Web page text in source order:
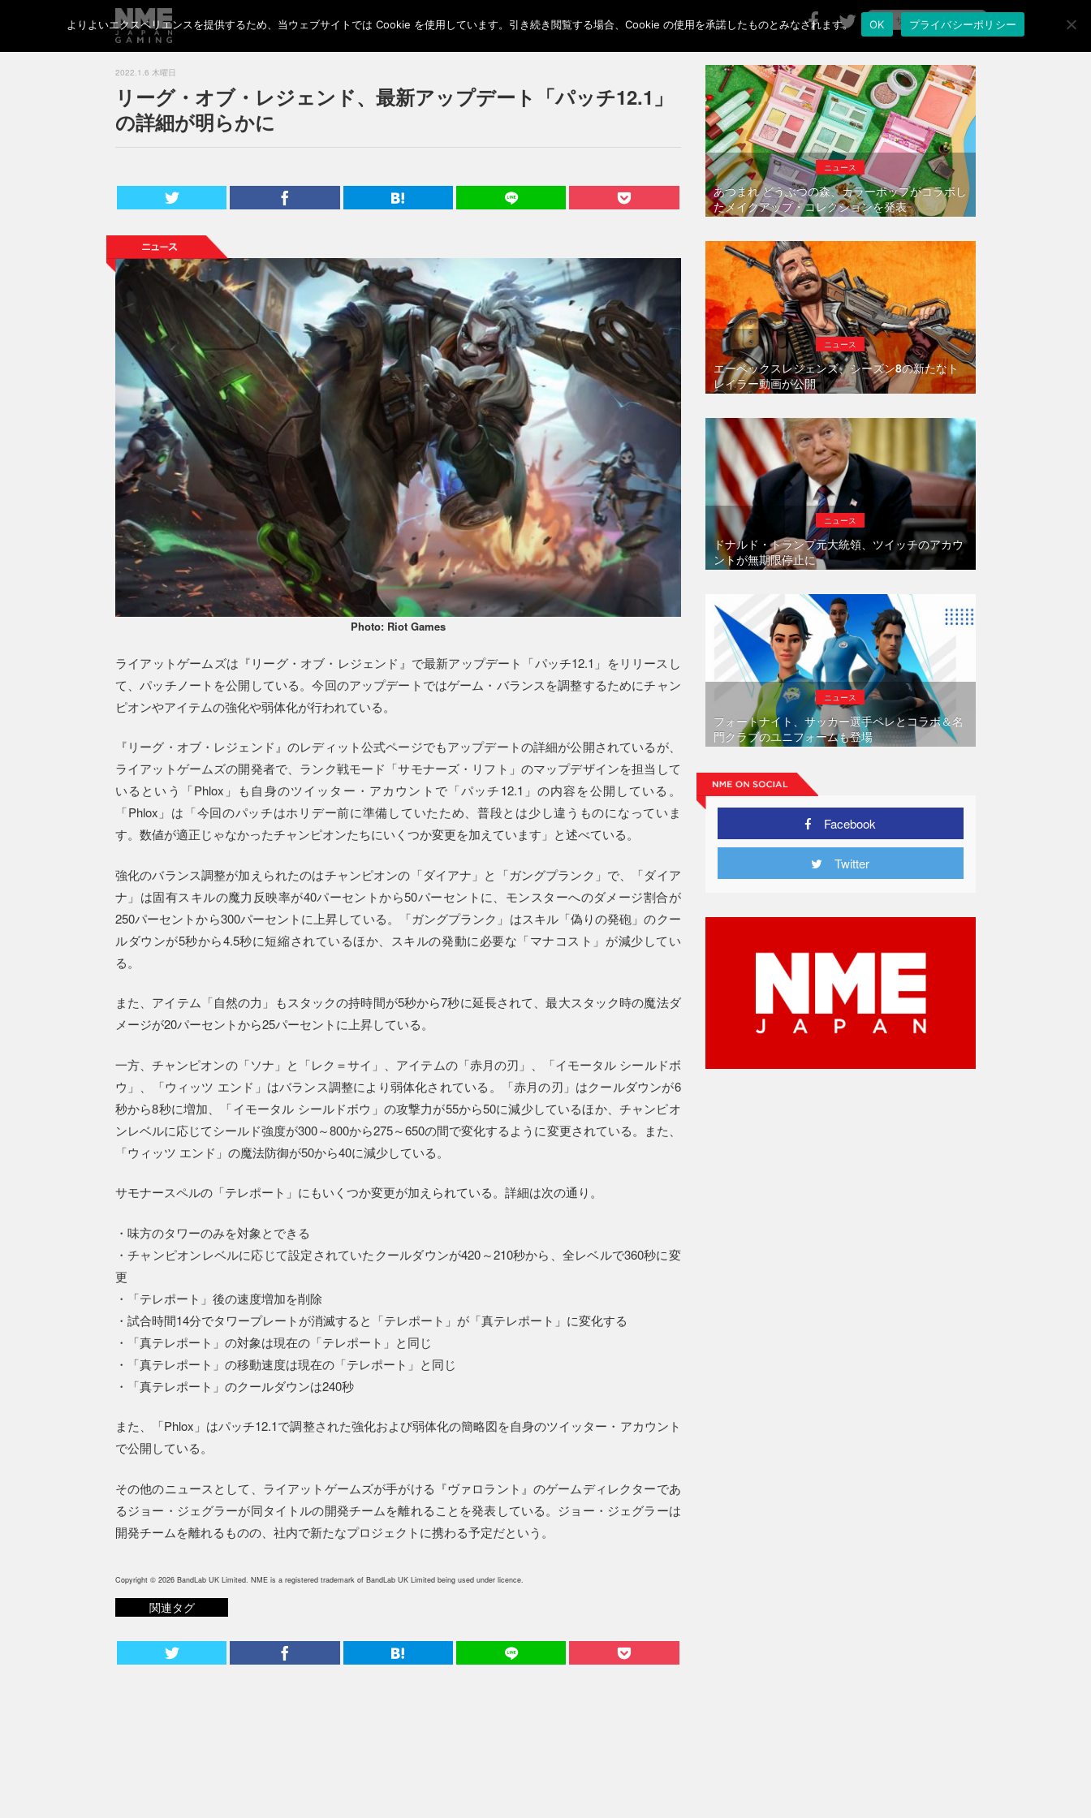
2022.1.6 木曜日
リーグ・オブ・レジェンド、最新アップデート「パッチ12.1」
の詳細が明らかに
Photo: Riot Games
ライアットゲームズは『リーグ・オブ・レジェンド』で最新アップデート「パッチ12.1」をリリースし
て、パッチノートを公開している。今回のアップデートではゲーム・バランスを調整するためにチャン
ピオンやアイテムの強化や弱体化が行われている。
『リーグ・オブ・レジェンド』のレディット公式ページでもアップデートの詳細が公開されているが、
ライアットゲームズの開発者で、ランク戦モード「サモナーズ・リフト」のマップデザインを担当して
いるという「Phlox」も自身のツイッター・アカウントで「パッチ12.1」の内容を公開している。
「Phlox」は「今回のパッチはホリデー前に準備していたため、普段とは少し違うものになっていま
す。数値が適正じゃなかったチャンピオンたちにいくつか変更を加えています」と述べている。
強化のバランス調整が加えられたのはチャンピオンの「ダイアナ」と「ガングプランク」で、「ダイア
ナ」は固有スキルの魔力反映率が40パーセントから50パーセントに、モンスターへのダメージ割合が
250パーセントから300パーセントに上昇している。「ガングプランク」はスキル「偽りの発砲」のクー
ルダウンが5秒から4.5秒に短縮されているほか、スキルの発動に必要な「マナコスト」が減少してい
る。
また、アイテム「自然の力」もスタックの持時間が5秒から7秒に延長されて、最大スタック時の魔法ダ
メージが20パーセントから25パーセントに上昇している。
一方、チャンピオンの「ソナ」と「レク＝サイ」、アイテムの「赤月の刃」、「イモータル シールドボ
ウ」、「ウィッツ エンド」はバランス調整により弱体化されている。「赤月の刃」はクールダウンが6
秒から8秒に増加、「イモータル シールドボウ」の攻撃力が55から50に減少しているほか、チャンピオ
ンレベルに応じてシールド強度が300～800から275～650の間で変化するように変更されている。また、
「ウィッツ エンド」の魔法防御が50から40に減少している。
サモナースペルの「テレポート」にもいくつか変更が加えられている。詳細は次の通り。
・味方のタワーのみを対象とできる
・チャンピオンレベルに応じて設定されていたクールダウンが420～210秒から、全レベルで360秒に変
更
・「テレポート」後の速度増加を削除
・試合時間14分でタワープレートが消滅すると「テレポート」が「真テレポート」に変化する
・「真テレポート」の対象は現在の「テレポート」と同じ
・「真テレポート」の移動速度は現在の「テレポート」と同じ
・「真テレポート」のクールダウンは240秒
また、「Phlox」はパッチ12.1で調整された強化および弱体化の簡略図を自身のツイッター・アカウント
で公開している。
その他のニュースとして、ライアットゲームズが手がける『ヴァロラント』のゲームディレクターであ
るジョー・ジェグラーが同タイトルの開発チームを離れることを発表している。ジョー・ジェグラーは
開発チームを離れるものの、社内で新たなプロジェクトに携わる予定だという。
Copyright © 2026 BandLab UK Limited. NME is a registered trademark of BandLab UK Limited being used under licence.
関連タグ
ニュース
あつまれ どうぶつの森、カラーポップがコラボし
たメイクアップ・コレクションを発表
ニュース
エーペックスレジェンズ、シーズン8の新たなト
レイラー動画が公開
ニュース
ドナルド・トランプ元大統領、ツイッチのアカウ
ントが無期限停止に
ニュース
フォートナイト、サッカー選手ペレとコラボ＆名
門クラブのユニフォームも登場
Facebook
Twitter
よりよいエクスペリエンスを提供するため、当ウェブサイトでは Cookie を使用しています。引き続き閲覧する場合、Cookie の使用を承諾したものとみなされます。 OK プライバシーポリシー